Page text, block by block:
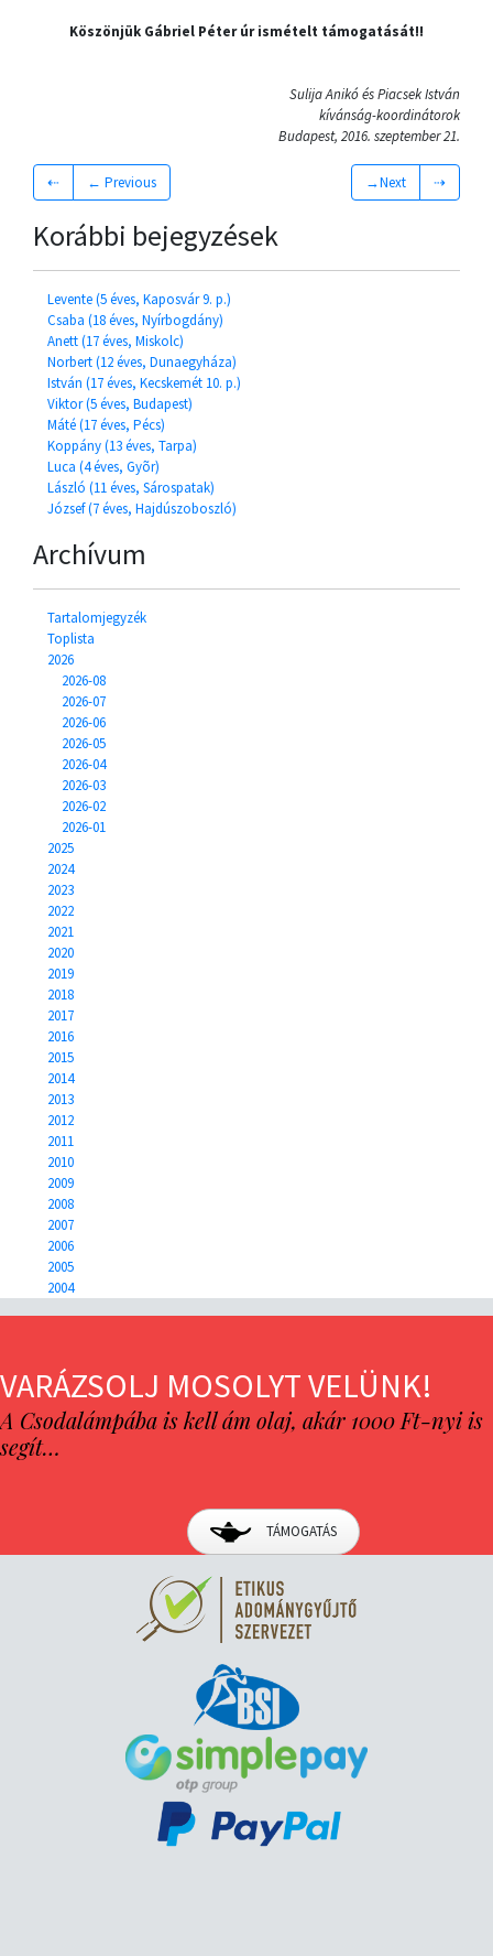
Köszönjük Gábriel Péter úr ismételt támogatását!!
Sulija Anikó és Piacsek István
kívánság-koordinátorok
Budapest, 2016. szeptember 21.
⇠ ← Previous →Next ⇢
Korábbi bejegyzések
Levente (5 éves, Kaposvár 9. p.)
Csaba (18 éves, Nyírbogdány)
Anett (17 éves, Miskolc)
Norbert (12 éves, Dunaegyháza)
István (17 éves, Kecskemét 10. p.)
Viktor (5 éves, Budapest)
Máté (17 éves, Pécs)
Koppány (13 éves, Tarpa)
Luca (4 éves, Gyõr)
László (11 éves, Sárospatak)
József (7 éves, Hajdúszoboszló)
Archívum
Tartalomjegyzék
Toplista
2026
2026-08
2026-07
2026-06
2026-05
2026-04
2026-03
2026-02
2026-01
2025
2024
2023
2022
2021
2020
2019
2018
2017
2016
2015
2014
2013
2012
2011
2010
2009
2008
2007
2006
2005
2004
VARÁZSOLJ MOSOLYT VELÜNK!
A Csodalámpába is kell ám olaj, akár 1000 Ft-nyi is
segít…
TÁMOGATÁS